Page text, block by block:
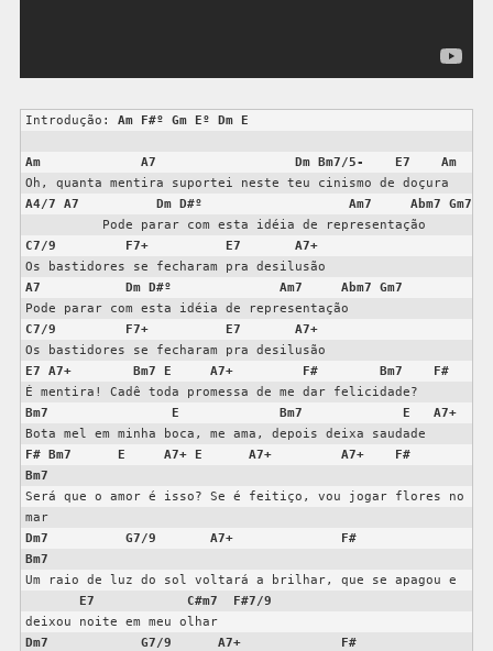
Introdução: Am F#º Gm Eº Dm E
Am A7 Dm Bm7/5- E7
Am
A4/7
A7 Dm D#º Am7 Abm7
Gm7
C7/9
F7+ E7
A7+
A7
Dm D#º Am7 Abm7
Gm7
C7/9
F7+ E7
A7+
E7
A7+ Bm7 E A7+ F# Bm7
F#
Bm7
E Bm7 E
A7+
F# Bm7 E A7+ E A7+ A7+
F#
Bm7
Será que o amor é isso? Se é feitiço, vou jogar flores no
mar
Dm7
G7/9 A7+
F#
Bm7
Um raio de luz do sol voltará a brilhar, que se apagou e
E7
C#m7
F#7/9
deixou noite em meu olhar
Dm7
G7/9 A7+
F#